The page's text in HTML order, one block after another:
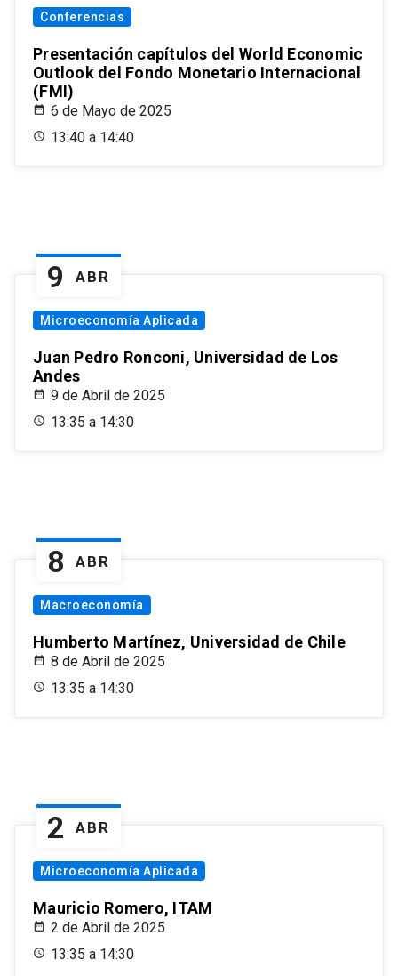
Conferencias
Presentación capítulos del World Economic
Outlook del Fondo Monetario Internacional
(FMI)
6 de Mayo de 2025
13:40 a 14:40
9 ABR
Microeconomía Aplicada
Juan Pedro Ronconi, Universidad de Los
Andes
9 de Abril de 2025
13:35 a 14:30
8 ABR
Macroeconomía
Humberto Martínez, Universidad de Chile
8 de Abril de 2025
13:35 a 14:30
2 ABR
Microeconomía Aplicada
Mauricio Romero, ITAM
2 de Abril de 2025
13:35 a 14:30